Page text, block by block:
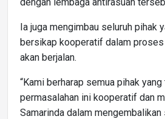
Ia juga mengimbau seluruh pihak
bersikap kooperatif dalam
akan berjalan.
“Kami berharap semua pihak
permasalahan ini kooperatif dan
Samarinda dalam